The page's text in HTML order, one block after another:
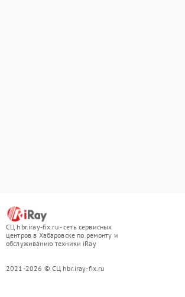
СЦ hbr.iray-fix.ru - сеть сервисных
центров в Хабаровске по ремонту и
обслуживанию техники iRay
2021-2026 © СЦ hbr.iray-fix.ru